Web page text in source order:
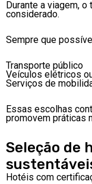
Durante a viagem,
considerado.
Sempre que
Transporte público
Veículos elétricos
Serviços de
Essas escolhas
promovem práticas
Seleção de
Hotéis com